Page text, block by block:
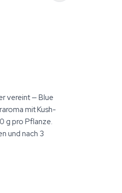
vereint — Blue
mit Kush-
g pro Pflanze.
und nach 3